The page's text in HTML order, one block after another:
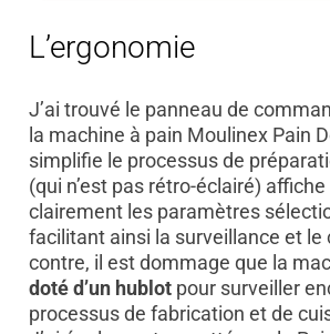
L’ergonomie
J’ai trouvé le panneau de
la machine à pain Moulinex Pain
simplifie le processus de
(qui n’est pas rétro-éclairé)
clairement les paramètres
facilitant ainsi la surveillance et le
contre, il est dommage que la
doté d’un hublotpour surveiller
processus de fabrication et de